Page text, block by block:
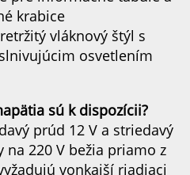
krabice
vláknový štýl s
osvetlením
sú k dispozícii?
prúd 12 V a striedavý
na 220 V bežia priamo z
vonkajší riadiaci